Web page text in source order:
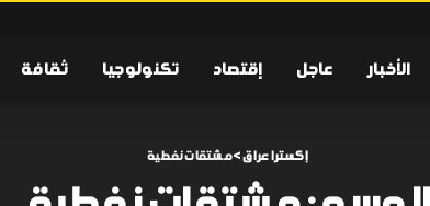
الأخبار عاجل إقتصاد تكنولوجيا ثقافة
إكسترا عراق>مشتقات نفطية